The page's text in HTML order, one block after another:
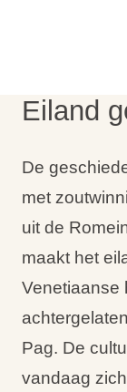
Merken
Ami Loyalty
Blogi
Eiland
De
met
uit de
maakt het
Venetiaanse
Pag. De
vandaag